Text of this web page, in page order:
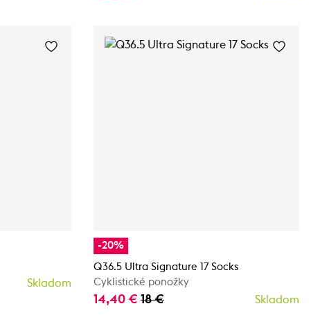
Skladom
-20%
Q36.5 Ultra Signature 17 Socks
Cyklistické ponožky
14,40 € 18 € Skladom